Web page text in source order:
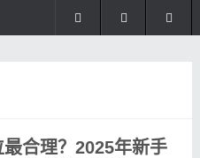
合理？2025年新手